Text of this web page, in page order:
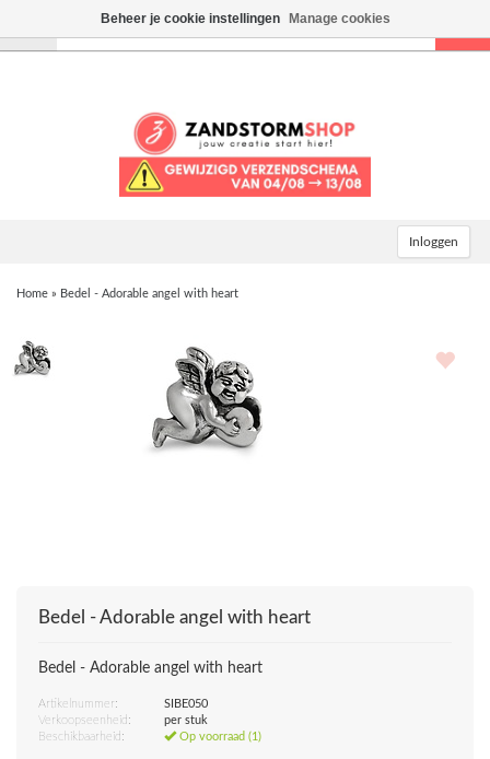
Inloggen
Home » Bedel - Adorable angel with heart
Bedel - Adorable angel with heart
Bedel - Adorable angel with heart
Artikelnummer:
SIBE050
Verkoopseenheid:
per stuk
Beschikbaarheid:
Op voorraad (1)
Beheer je cookie instellingen Manage cookies